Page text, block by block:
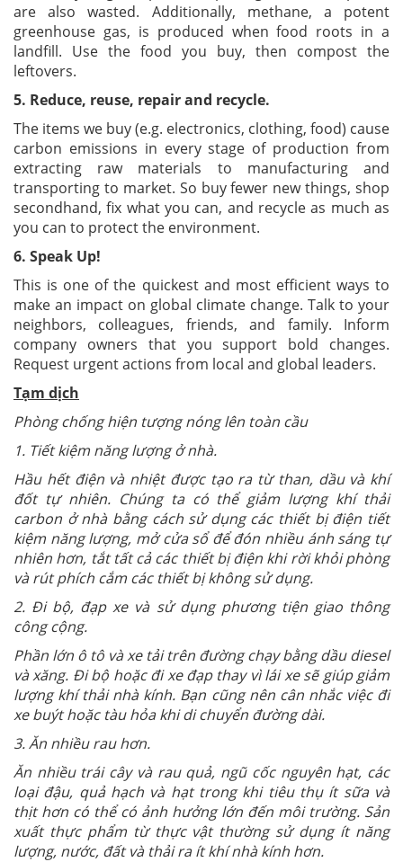
are also wasted. Additionally, methane, a potent
greenhouse gas, is produced when food roots in a
landfill. Use the food you buy, then compost the
leftovers.
5. Reduce, reuse, repair and recycle.
The items we buy (e.g. electronics, clothing, food) cause
carbon emissions in every stage of production from
extracting raw materials to manufacturing and
transporting to market. So buy fewer new things, shop
secondhand, fix what you can, and recycle as much as
you can to protect the environment.
6. Speak Up!
This is one of the quickest and most efficient ways to
make an impact on global climate change. Talk to your
neighbors, colleagues, friends, and family. Inform
company owners that you support bold changes.
Request urgent actions from local and global leaders.
Tạm dịch
Phòng chống hiện tượng nóng lên toàn cầu
1. Tiết kiệm năng lượng ở nhà.
Hầu hết điện và nhiệt được tạo ra từ than, dầu và khí
đốt tự nhiên. Chúng ta có thể giảm lượng khí thải
carbon ở nhà bằng cách sử dụng các thiết bị điện tiết
kiệm năng lượng, mở cửa sổ để đón nhiều ánh sáng tự
nhiên hơn, tắt tất cả các thiết bị điện khi rời khỏi phòng
và rút phích cắm các thiết bị không sử dụng.
2. Đi bộ, đạp xe và sử dụng phương tiện giao thông
công cộng.
Phần lớn ô tô và xe tải trên đường chạy bằng dầu diesel
và xăng. Đi bộ hoặc đi xe đạp thay vì lái xe sẽ giúp giảm
lượng khí thải nhà kính. Bạn cũng nên cân nhắc việc đi
xe buýt hoặc tàu hỏa khi di chuyển đường dài.
3. Ăn nhiều rau hơn.
Ăn nhiều trái cây và rau quả, ngũ cốc nguyên hạt, các
loại đậu, quả hạch và hạt trong khi tiêu thụ ít sữa và
thịt hơn có thể có ảnh hưởng lớn đến môi trường. Sản
xuất thực phẩm từ thực vật thường sử dụng ít năng
lượng, nước, đất và thải ra ít khí nhà kính hơn.